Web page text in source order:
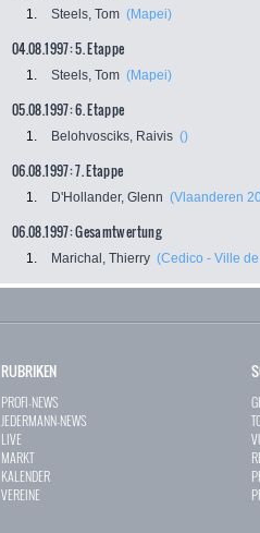
1. Steels, Tom (Mapei)
04.08.1997: 5. Etappe
1. Steels, Tom (Mapei)
05.08.1997: 6. Etappe
1. Belohvosciks, Raivis ()
06.08.1997: 7. Etappe
1. D'Hollander, Glenn (Vlaanderen
06.08.1997: Gesamtwertung
1. Marichal, Thierry (Cedico - Ville
Facebook
Twitter
Newsletter:
RUBRIKEN
PROFI-NEWS
JEDERMANN-NEWS
LIVE
MARKT
KALENDER
VEREINE